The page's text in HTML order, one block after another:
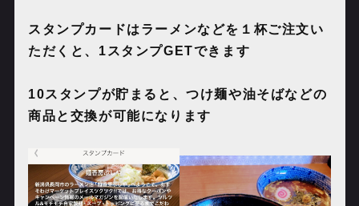
スタンプカードはラーメンなどを１杯ご注文い
ただくと、 1 スタンプGETできます
10スタンプが貯まると、つけ麺や油そばなどの
商品と交換が可能になります